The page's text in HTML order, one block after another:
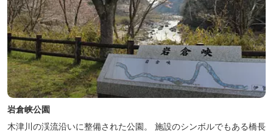
岩倉峡公園
木津川の渓流沿いに整備された公園。 施設のシンボルでもある橋長